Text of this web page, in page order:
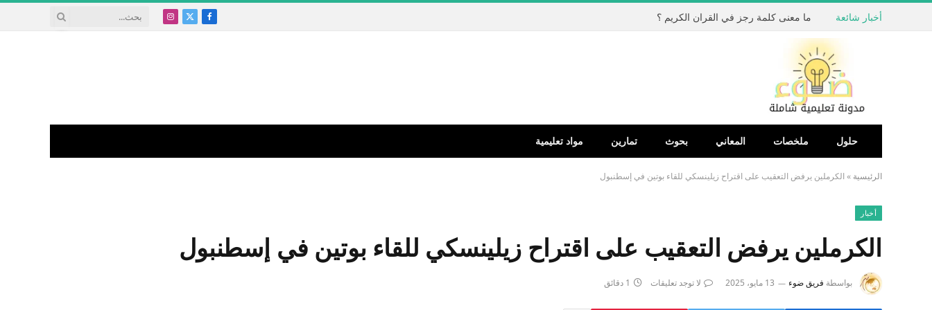
أخبار شائعة ما معنى كلمة رجز في القران الكريم ؟ فيسبوك
X
الانستغرام
حلول ملخصات المعاني بحوث تمارين مواد تعليمية
الرئيسية » الكرملين يرفض التعقيب على اقتراح زيلينسكي للقاء بوتين في إسطنبول
أخبار
الكرملين يرفض التعقيب على اقتراح زيلينسكي للقاء بوتين في إسطنبول
بواسطة فريق ضوء 13 مايو، 2025 لا توجد تعليقات 1 دقائق